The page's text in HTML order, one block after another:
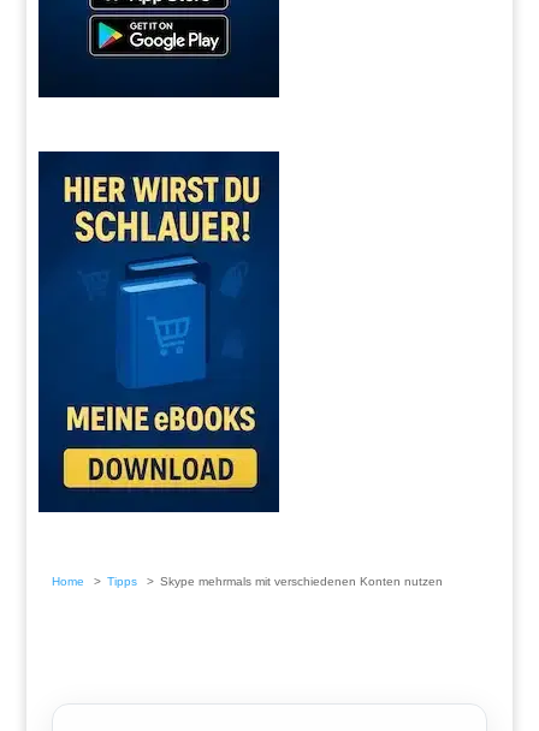
Home Tipps Skype mehrmals mit verschiedenen Konten nutzen